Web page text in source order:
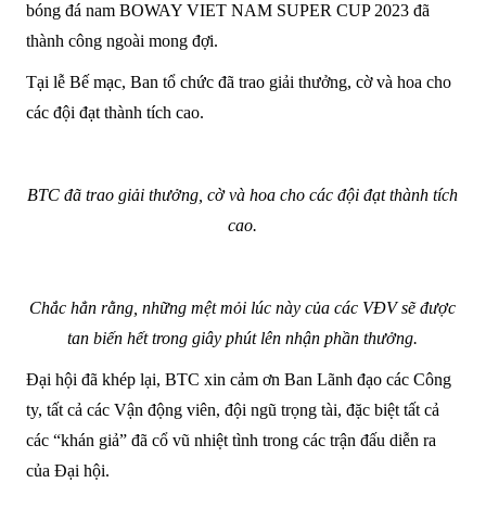
bóng đá nam BOWAY VIET NAM SUPER CUP 2023 đã
thành công ngoài mong đợi.
Tại lễ Bế mạc, Ban tổ chức đã trao giải thưởng, cờ và hoa cho
các đội đạt thành tích cao.
BTC đã trao giải thưởng, cờ và hoa cho các đội đạt thành tích
cao.
Chắc hẳn rằng, những mệt mỏi lúc này của các VĐV sẽ được
tan biến hết trong giây phút lên nhận phần thưởng.
Đại hội đã khép lại, BTC xin cảm ơn Ban Lãnh đạo các Công
ty, tất cả các Vận động viên, đội ngũ trọng tài, đặc biệt tất cả
các “khán giả” đã cổ vũ nhiệt tình trong các trận đấu diễn ra
của Đại hội.